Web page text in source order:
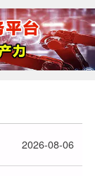
2026-08-06